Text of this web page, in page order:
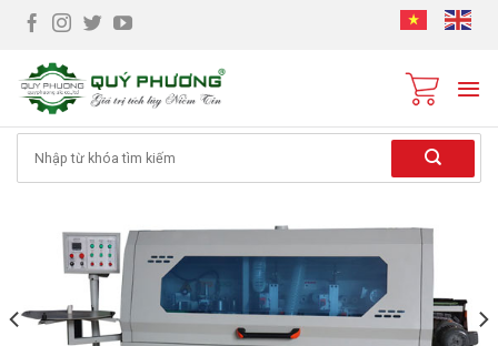
content